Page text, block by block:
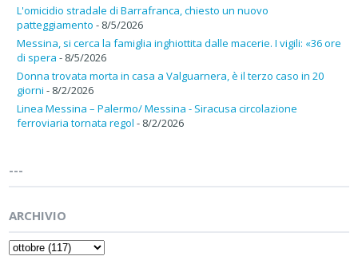
L'omicidio stradale di Barrafranca, chiesto un nuovo
patteggiamento - 8/5/2026
Messina, si cerca la famiglia inghiottita dalle macerie. I vigili: «36 ore
di spera - 8/5/2026
Donna trovata morta in casa a Valguarnera, è il terzo caso in 20
giorni - 8/2/2026
Linea Messina – Palermo/ Messina - Siracusa circolazione
ferroviaria tornata regol - 8/2/2026
---
ARCHIVIO